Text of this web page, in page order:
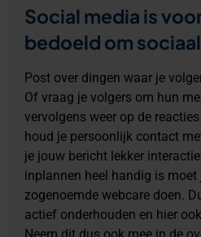
Social media is
bedoeld om
Post over dingen waar je
Of vraag je volgers om hun
vervolgens weer op de
houd je persoonlijk contact
je jouw bericht lekker
inplannen heel handig is moet
zogenoemde webcare doen.
actief onderhouden en hier